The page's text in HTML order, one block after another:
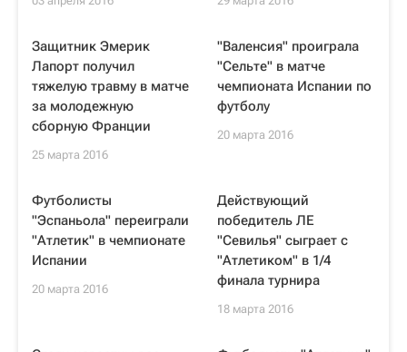
Защитник Эмерик
Лапорт получил
тяжелую травму в матче
за молодежную
сборную Франции
25 марта 2016
"Валенсия" проиграла
"Сельте" в матче
чемпионата Испании по
футболу
20 марта 2016
Футболисты
"Эспаньола" переиграли
"Атлетик" в чемпионате
Испании
20 марта 2016
Действующий
победитель ЛЕ
"Севилья" сыграет с
"Атлетиком" в 1/4
финала турнира
18 марта 2016